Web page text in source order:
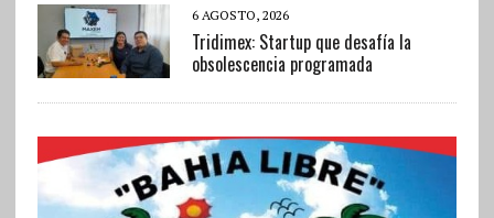
6 AGOSTO, 2026
Tridimex: Startup que desafía la
obsolescencia programada